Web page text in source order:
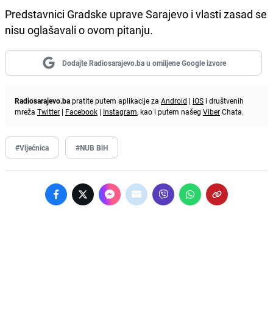
Predstavnici Gradske uprave Sarajevo i vlasti zasad se
nisu oglašavali o ovom pitanju.
Dodajte Radiosarajevo.ba u omiljene Google izvore
Radiosarajevo.bapratite putem aplikacije za Android | iOS i društvenih
mreža Twitter | Facebook | Instagram, kao i putem našeg ViberChata.
#Vijećnica #NUB BiH